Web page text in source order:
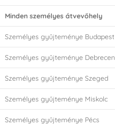
Minden személyes átvevőhely
Személyes gyűjteménye Budapest
Személyes gyűjteménye Debrecen
Személyes gyűjteménye Szeged
Személyes gyűjteménye Miskolc
Személyes gyűjteménye Pécs